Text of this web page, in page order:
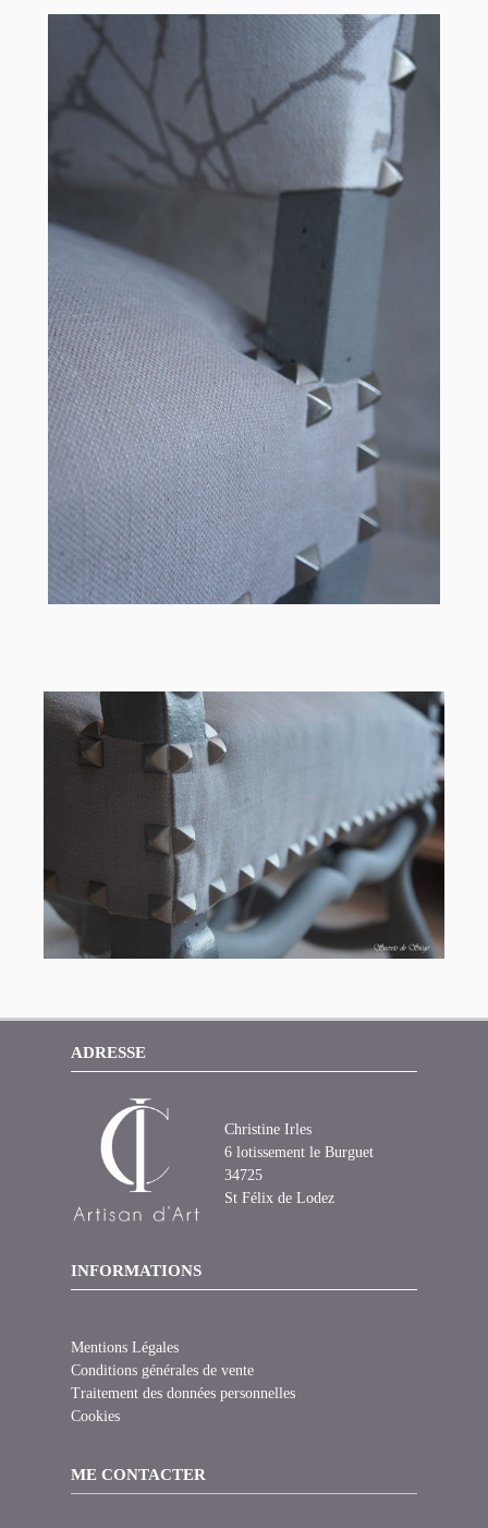
ADRESSE
Christine Irles
6 lotissement le Burguet
34725
St Félix de Lodez
INFORMATIONS
Mentions Légales
Conditions générales de vente
Traitement des données personnelles
Cookies
ME CONTACTER